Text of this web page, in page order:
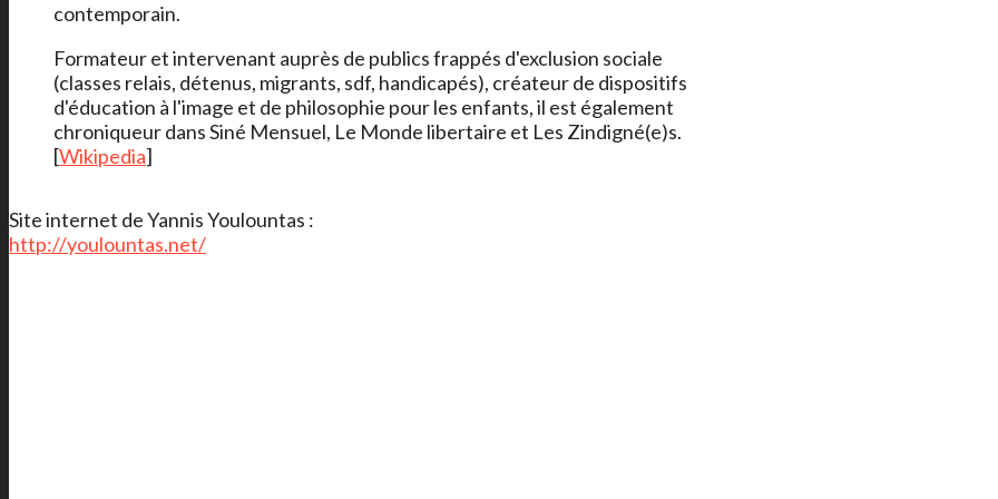
contemporain.
Formateur et intervenant auprès de publics frappés d'exclusion sociale
(classes relais, détenus, migrants, sdf, handicapés), créateur de dispositifs
d'éducation à l'image et de philosophie pour les enfants, il est également
chroniqueur dans Siné Mensuel, Le Monde libertaire et Les Zindigné(e)s.
[Wikipedia]
Site internet de Yannis Youlountas :
http://youlountas.net/